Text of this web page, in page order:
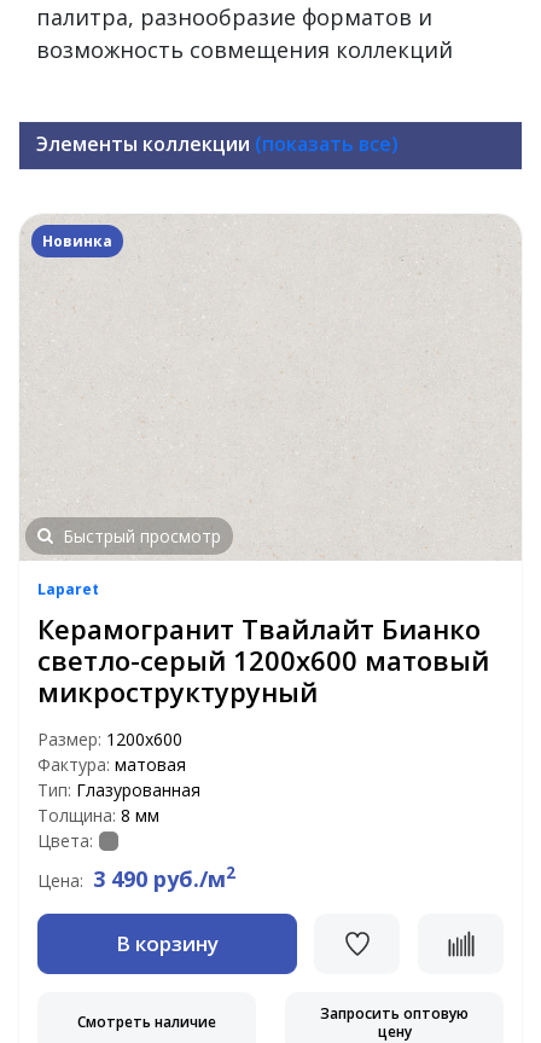
палитра, разнообразие форматов и
возможность совмещения коллекций
Элементы коллекции (показать все)
Новинка
Быстрый просмотр
Laparet
Керамогранит Твайлайт Бианко
светло-серый 1200x600 матовый
микроструктурyный
Размер: 1200x600
Фактура: матовая
Тип: Глазурованная
Толщина: 8 мм
Цвета:
Цена: 3 490 руб./м2
В корзину
Смотреть наличие
Запросить оптовую
цену